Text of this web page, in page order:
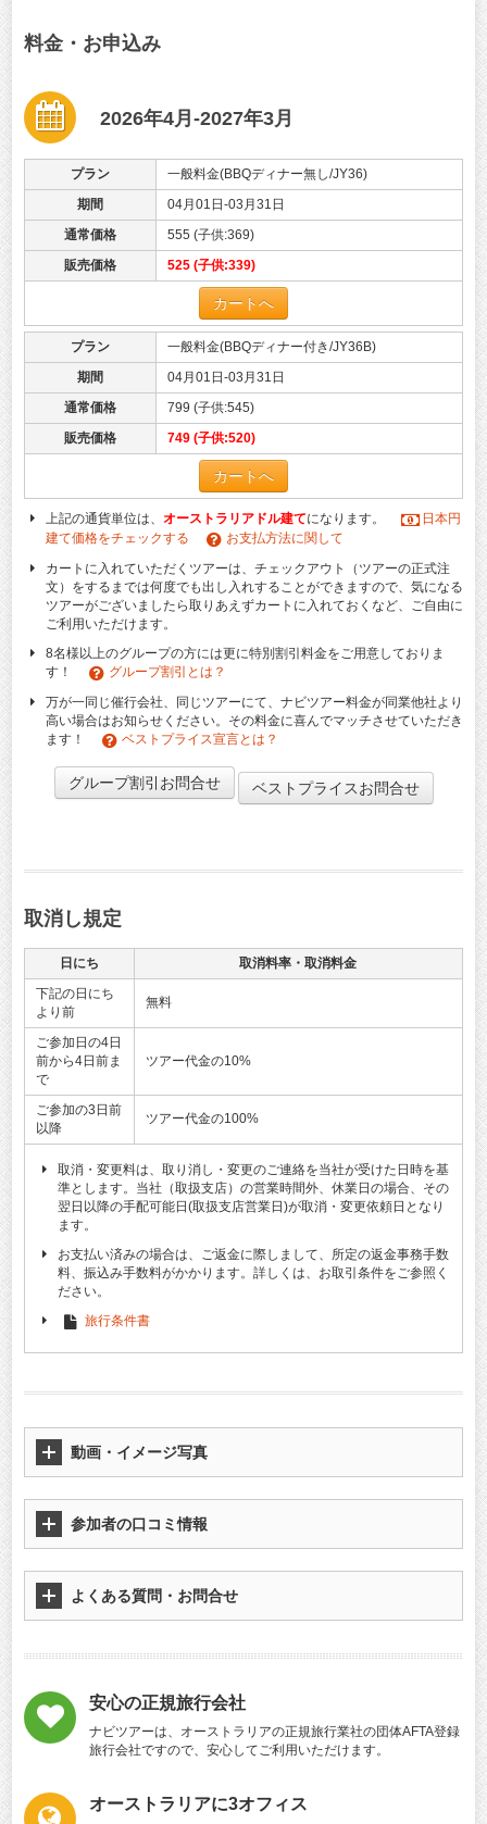
料金・お申込み
2026年4月-2027年3月
プラン
一般料金(BBQディナー無し/JY36)
期間
04月01日-03月31日
通常価格
555 (子供:369)
販売価格
525 (子供:339)
カートへ
プラン
一般料金(BBQディナー付き/JY36B)
期間
04月01日-03月31日
通常価格
799 (子供:545)
販売価格
749 (子供:520)
カートへ
上記の通貨単位は、 オーストラリアドル建てになります。
日本円
建て価格をチェックする
お支払方法に関して
カートに入れていただくツアーは、チェックアウト（ツアーの正式注
文）をするまでは何度でも出し入れすることができますので、気になる
ツアーがございましたら取りあえずカートに入れておくなど、ご自由に
ご利用いただけます。
8名様以上のグループの方には更に特別割引料金をご用意しておりま
す！
グループ割引とは？
万が一同じ催行会社、同じツアーにて、ナビツアー料金が同業他社より
高い場合はお知らせください。その料金に喜んでマッチさせていただき
ます！
ベストプライス宣言とは？
グループ割引お問合せ ベストプライスお問合せ
取消し規定
日にち
取消料率・取消料金
下記の日にち
より前
無料
ご参加日の4日
前から4日前ま
で
ツアー代金の10%
ご参加の3日前
以降
ツアー代金の100%
取消・変更料は、取り消し・変更のご連絡を当社が受けた日時を基
準とします。当社（取扱支店）の営業時間外、休業日の場合、その
翌日以降の手配可能日(取扱支店営業日)が取消・変更依頼日となり
ます。
お支払い済みの場合は、ご返金に際しまして、所定の返金事務手数
料、振込み手数料がかかります。詳しくは、お取引条件をご参照く
ださい。
旅行条件書
動画・イメージ写真
参加者の口コミ情報
よくある質問・お問合せ
安心の正規旅行会社
ナビツアーは、オーストラリアの正規旅行業社の団体AFTA登録
旅行会社ですので、安心してご利用いただけます。
オーストラリアに3オフィス